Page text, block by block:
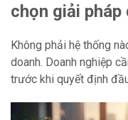
chọn giải pháp
Không phải hệ thống
doanh. Doanh nghiệp
trước khi quyết định